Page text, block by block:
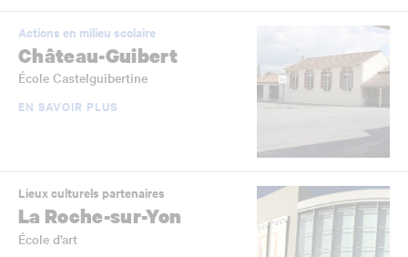
Actions en milieu scolaire
Château-Guibert
École Castelguibertine
EN SAVOIR PLUS
Lieux culturels partenaires
La Roche-sur-Yon
École d’art